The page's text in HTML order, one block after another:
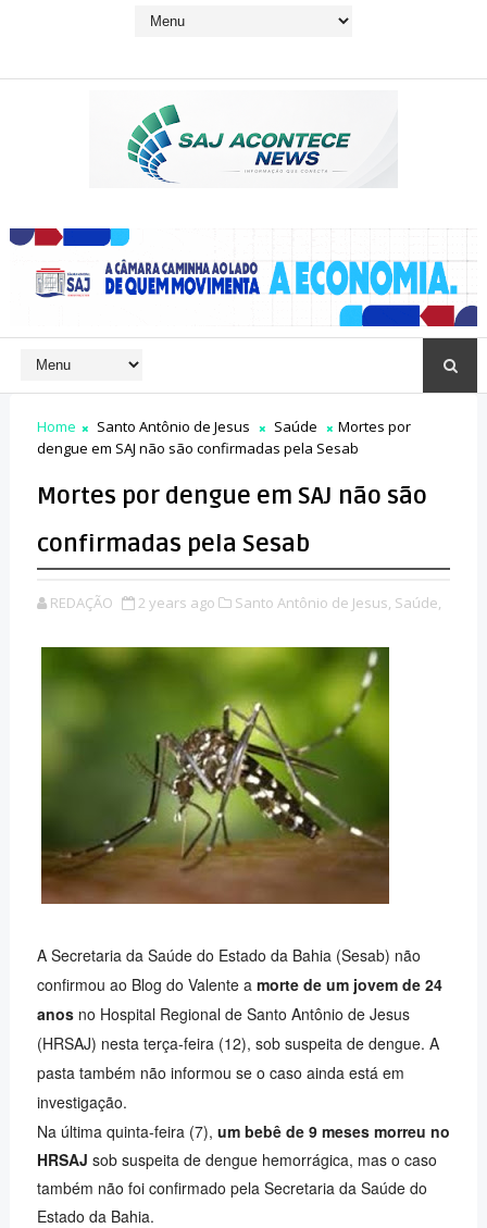
Home Santo Antônio de Jesus Saúde
Mortes por
dengue em SAJ não são confirmadas pela Sesab
Mortes por dengue em SAJ não são
confirmadas pela Sesab
REDAÇÃO 2 years ago Santo Antônio de Jesus, Saúde,
A Secretaria da Saúde do Estado da Bahia (Sesab) não
confirmou ao Blog do Valente a morte de um jovem de 24
anos no Hospital Regional de Santo Antônio de Jesus
(HRSAJ) nesta terça-feira (12), sob suspeita de dengue. A
pasta também não informou se o caso ainda está em
investigação.
Na última quinta-feira (7), um bebê de 9 meses morreu no
HRSAJ sob suspeita de dengue hemorrágica, mas o caso
também não foi confirmado pela Secretaria da Saúde do
Estado da Bahia.